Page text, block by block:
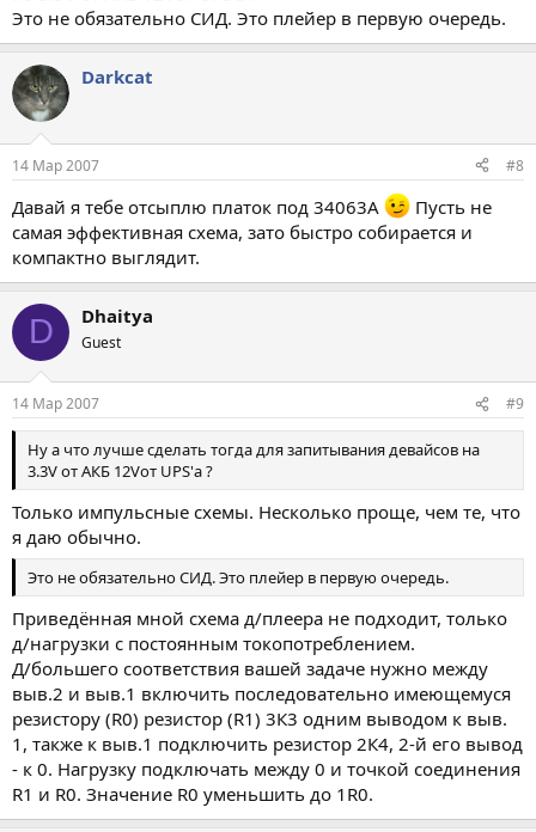
Это не обязательно СИД. Это плейер в первую очередь.
Darkcat
14 Мар 2007 #8
Давай я тебе отсыплю платок под 34063A
Пусть не
самая эффективная схема, зато быстро собирается и
компактно выглядит.
D Dhaitya
Guest
14 Мар 2007 #9
Ну а что лучше сделать тогда для запитывания девайсов на
3.3V от АКБ 12Vот UPS'а ?
Только импульсные схемы. Несколько проще, чем те, что
я даю обычно.
Это не обязательно СИД. Это плейер в первую очередь.
Приведённая мной схема д/плеера не подходит, только
д/нагрузки с постоянным токопотреблением.
Д/большего соответствия вашей задаче нужно между
выв.2 и выв.1 включить последовательно имеющемуся
резистору (R0) резистор (R1) 3К3 одним выводом к выв.
1, также к выв.1 подключить резистор 2К4, 2-й его вывод
- к 0. Нагрузку подключать между 0 и точкой соединения
R1 и R0. Значение R0 уменьшить до 1R0.